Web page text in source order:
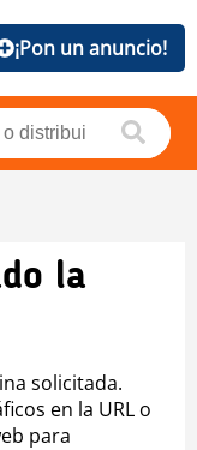
¡Pon un anuncio!
la
solicitada.
en la URL o
para